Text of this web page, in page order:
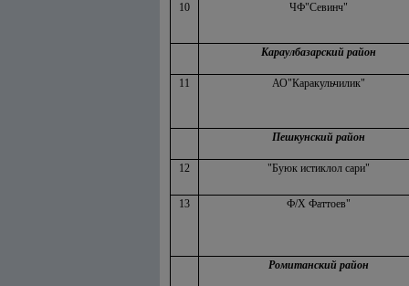
10 ЧФ"Севинч"
Караулбазарский район
11 АО"Каракульчилик"
Пешкунский район
12 "Буюк истиклол сари"
13 Ф/Х Фаттоев"
Ромитанский район